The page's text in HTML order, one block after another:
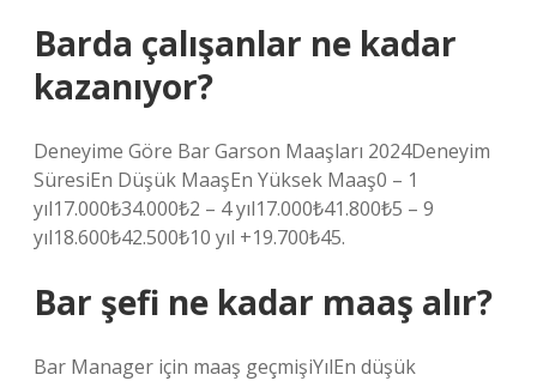
Barda çalışanlar ne kadar
kazanıyor?
Deneyime Göre Bar Garson Maaşları 2024Deneyim
SüresiEn Düşük MaaşEn Yüksek Maaş0 – 1
yıl17.000₺34.000₺2 – 4 yıl17.000₺41.800₺5 – 9
yıl18.600₺42.500₺10 yıl +19.700₺45.
Bar şefi ne kadar maaş alır?
Bar Manager için maaş geçmişiYılEn düşük